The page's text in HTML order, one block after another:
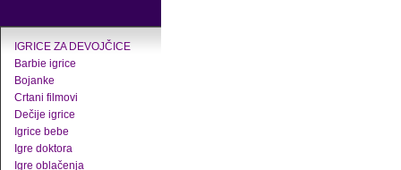
IGRICE ZA DEVOJČICE
Barbie igrice
Bojanke
Crtani filmovi
Dečije igrice
Igrice bebe
Igre doktora
Igre oblačenja